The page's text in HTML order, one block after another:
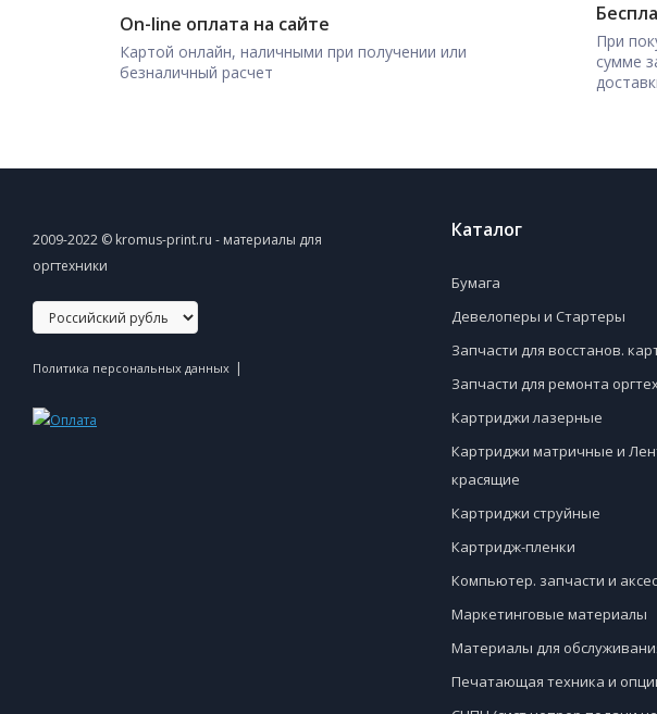
On-line оплата на сайте
Картой онлайн, наличными при получении или
безналичный расчет
При
сумме
2009-2022 © kromus-print.ru - материалы для
оргтехники
Политика персональных данных |
Каталог
Бумага
Девелоперы и Стартеры
Запчасти для восстанов.
Запчасти для ремонта
Картриджи лазерные
Картриджи матричные и
красящие
Картриджи струйные
Картридж-пленки
Компьютер. запчасти и
Маркетинговые материалы
Материалы для
Печатающая техника и